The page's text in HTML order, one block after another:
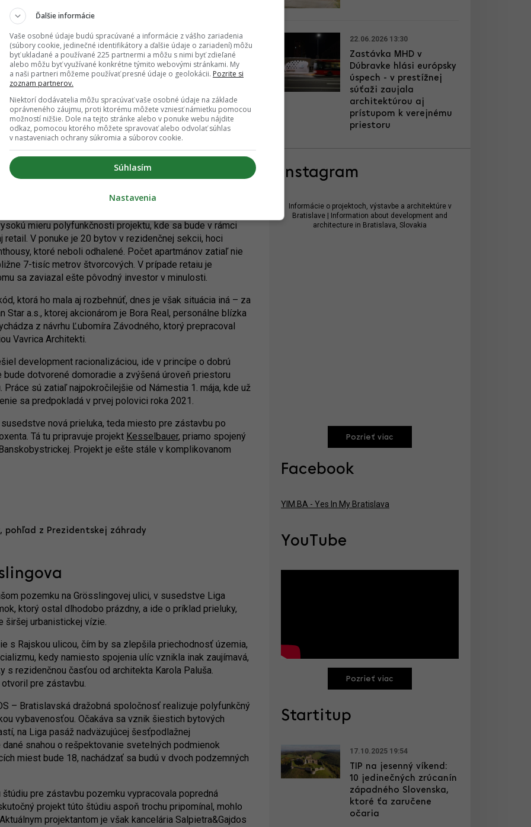
Námestím 1. mája a Banskobystrickou ulicou bol
takmer desaťročie, kým začal reálne rásť. Pomerne veľký
miere, do prostredia však prináša zástavbu
zástavbu, kde okrem iného sídlilo známe kino
administratívnej budovy od Námestia 1. mája, stredového
Kancelárska budova bude mať deväť podlaží,
od seba budú parkovo upravenými nádvoriami,
mieru polyfunkčnosti projektu, kde sa bude v rámci
retail. V ponuke je 20 bytov v rezidenčnej sekcii, hoci
ktoré neboli odhalené. Počet apartmánov zatiaľ nie
7-tisíc metrov štvorcových. V prípade retaiu je
sa zaviazal ešte pôvodný investor v minulosti.
ktorá ho mala aj rozbehnúť, dnes je však situácia iná – za
a.s., ktorej akcionárom je Bora Real, personálne blízka
z návrhu Ľubomíra Závodného, ktorý prepracoval
Vavrica Architekti.
development racionalizáciou, ide v princípe o dobrú
dotvorené domoradie a zvýšená úroveň priestoru
sú zatiaľ najpokročilejšie od Námestia 1. mája, kde už
sa predpokladá v prvej polovici roka 2021.
nová prieluka, teda miesto pre zástavbu po
Tá tu pripravuje projekt Kesselbauer, priamo spojený
Projekt je ešte stále v komplikovanom
z Prezidentskej záhrady
pozemku na Grösslingovej ulici, v susedstve Liga
ktorý ostal dlhodobo prázdny, a ide o príklad prieluky,
širšej urbanistickej vízie.
s Rajskou ulicou, čím by sa zlepšila priechodnosť územia,
kedy namiesto spojenia ulíc vznikla inak zaujímavá,
s rezidenčnou časťou od architekta Karola Paluša.
pre zástavbu.
– Bratislavská dražobná spoločnosť realizuje polyfunkčný
vybavenosťou. Očakáva sa vznik šiestich bytových
na Liga pasáž nadväzujúcej šesťpodlažnej
snahou o rešpektovanie svetelných podmienok
miest bude 18, nachádzať sa budú v dvoch podzemných
pre zástavbu pozemku vypracovala popredná
projekt túto štúdiu aspoň trochu pripomínal, mohlo
projektantom je však kancelária Salpietra&Gajdos
22.06.2026 13:30
Zastávka MHD v
Dúbravke hlási európsky
úspech - v prestížnej
súťaži zaujala
architektúrou aj
prístupom k verejnému
priestoru
Instagram
Informácie o projektoch, výstavbe a architektúre v
Bratislave | Information about development and
architecture in Bratislava, Slovakia
Pozrieť viac
Facebook
YIM.BA - Yes In My Bratislava
YouTube
Pozrieť viac
Startitup
17.10.2025 19:54
TIP na jesenný víkend:
10 jedinečných zrúcanín
západného Slovenska,
ktoré ťa zaručene
očaria
Ďalšie informácie
Vaše osobné údaje budú spracúvané a informácie z vášho zariadenia
(súbory cookie, jedinečné identifikátory a ďalšie údaje o zariadení) môžu
byť ukladané a používané 225 partnermi a môžu s nimi byť zdieľané
alebo môžu byť využívané konkrétne týmito webovými stránkami. My
a naši partneri môžeme používať presné údaje o geolokácii. Pozrite si
zoznam partnerov.
Niektorí dodávatelia môžu spracúvať vaše osobné údaje na základe
oprávneného záujmu, proti ktorému môžete vzniesť námietku pomocou
možností nižšie. Dole na tejto stránke alebo v ponuke webu nájdite
odkaz, pomocou ktorého môžete spravovať alebo odvolať súhlas
v nastaveniach ochrany súkromia a súborov cookie.
Súhlasím
Nastavenia